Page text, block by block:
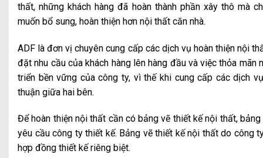
thất, những khách hàng đã hoàn thành phần xây thô mà
muốn bổ sung, hoàn thiện hơn nội thất căn nhà.
ADF là đơn vị chuyên cung cấp các dịch vụ hoàn thiện nội
đặt nhu cầu của khách hàng lên hàng đầu và việc thỏa
triển bền vững của công ty, vì thế khi cung cấp các dịch
thuận giữa hai bên.
Để hoàn thiện nội thất cần có bảng vẽ thiết kế nội thất,
yêu cầu công ty thiết kế. Bảng vẽ thiết kế nội thất do công
hợp đồng thiết kế riêng biệt.